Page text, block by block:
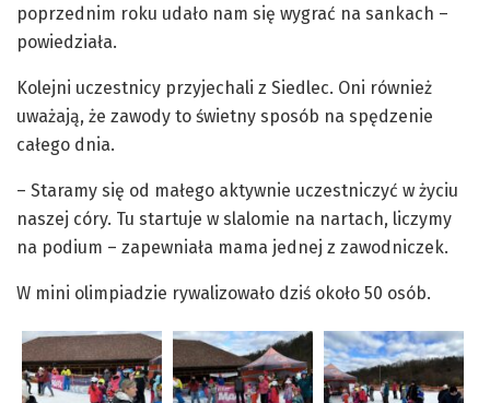
poprzednim roku udało nam się wygrać na sankach –
powiedziała.
Kolejni uczestnicy przyjechali z Siedlec. Oni również
uważają, że zawody to świetny sposób na spędzenie
całego dnia.
– Staramy się od małego aktywnie uczestniczyć w życiu
naszej córy. Tu startuje w slalomie na nartach, liczymy
na podium – zapewniała mama jednej z zawodniczek.
W mini olimpiadzie rywalizowało dziś około 50 osób.